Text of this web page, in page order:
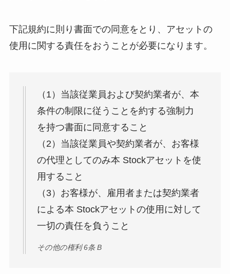
下記規約に則り書面での同意をとり、アセットの
使用に関する責任をおうことが必要になります。
（1）当該従業員および契約業者が、本
条件の制限に従うことを約する強制力
を持つ書面に同意すること
（2）当該従業員や契約業者が、お客様
の代理としてのみ本 Stockアセットを使
用すること
（3）お客様が、雇用者または契約業者
による本 Stockアセットの使用に対して
一切の責任を負うこと
その他の権利 6条 B